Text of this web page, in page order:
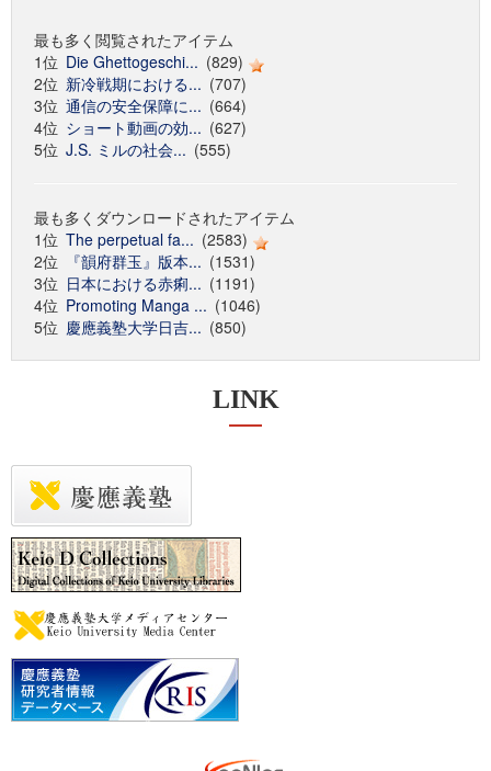
最も多く閲覧されたアイテム
1位 Die Ghettogeschi... (829)
2位 新冷戦期における... (707)
3位 通信の安全保障に... (664)
4位 ショート動画の効... (627)
5位 J.S. ミルの社会... (555)
最も多くダウンロードされたアイテム
1位 The perpetual fa... (2583)
2位
『韻府群玉』版本... (1531)
3位 日本における赤痢... (1191)
4位 Promoting Manga ... (1046)
5位 慶應義塾大学日吉... (850)
LINK